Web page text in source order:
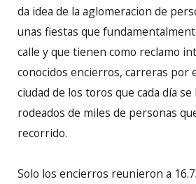
da idea de la aglomeracion de
unas fiestas que
calle y que tienen como reclamo
conocidos encierros, carreras por
ciudad de los toros que cada día
rodeados de miles de personas
recorrido.
Solo los encierros reunieron a